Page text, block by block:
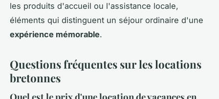
les produits d'accueil ou l'assistance locale,
éléments qui distinguent un séjour ordinaire d'une
expérience mémorable.
Questions fréquentes sur les locations
bretonnes